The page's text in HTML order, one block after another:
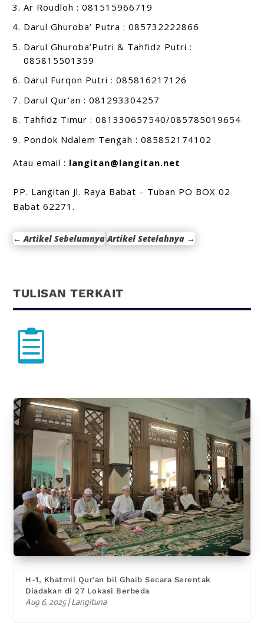
Ar Roudloh : 081515966719
Darul Ghuroba’ Putra : 085732222866
Darul Ghuroba’Putri & Tahfidz Putri :
085815501359
Darul Furqon Putri : 085816217126
Darul Qur’an : 081293304257
Tahfidz Timur : 081330657540/085785019654
Pondok Ndalem Tengah : 085852174102
Atau email : langitan@langitan.net
PP. Langitan Jl. Raya Babat – Tuban PO BOX 02
Babat 62271.
←Artikel Sebelumnya Artikel Setelahnya →
TULISAN TERKAIT

H-1, Khatmil Qur’an bil Ghaib Secara Serentak
Diadakan di 27 Lokasi Berbeda
Aug 6, 2025|Langituna